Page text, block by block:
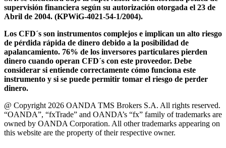
supervisión financiera según su autorización otorgada el 23 de
Abril de 2004. (KPWiG-4021-54-1/2004).
Los CFD´s son instrumentos complejos e implican un alto riesgo
de pérdida rápida de dinero debido a la posibilidad de
apalancamiento. 76% de los inversores particulares pierden
dinero cuando operan CFD´s con este proveedor. Debe
considerar si entiende correctamente cómo funciona este
instrumento y si se puede permitir tomar el riesgo de perder
dinero.
@ Copyright 2026 OANDA TMS Brokers S.A. All rights reserved.
“OANDA”, “fxTrade” and OANDA’s “fx” family of trademarks are
owned by OANDA Corporation. All other trademarks appearing on
this website are the property of their respective owner.